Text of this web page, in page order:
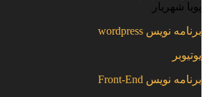
پویا شهریار
برنامه نویس wordpress
یوتیوبر
برنامه نویس Front-End